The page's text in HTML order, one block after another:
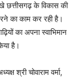
छत्तीसगढ़ के विकास की
का काम कर रही है।
का अपना स्वाभिमान
है।
श्री चोवाराम वर्मा,